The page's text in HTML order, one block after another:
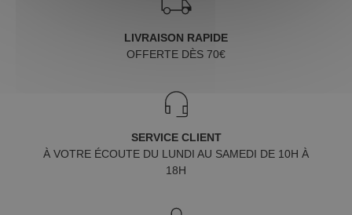
LIVRAISON RAPIDE
OFFERTE DÈS 70€
SERVICE CLIENT
À VOTRE ÉCOUTE DU LUNDI AU SAMEDI DE 10H À
18H